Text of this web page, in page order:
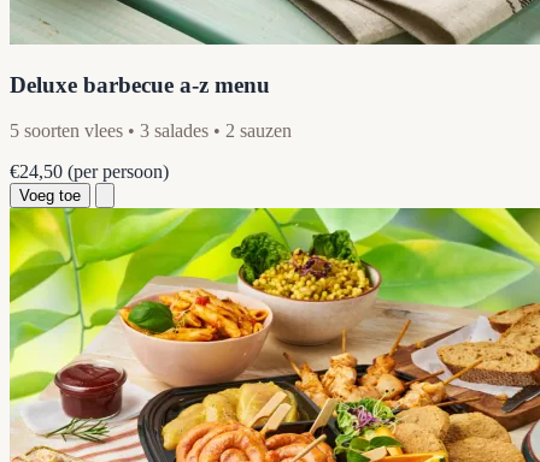
Deluxe barbecue a-z menu
5 soorten vlees • 3 salades • 2 sauzen
€24,50 (per persoon)
Voeg toe